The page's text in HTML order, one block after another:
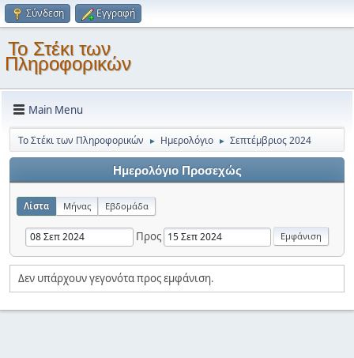
Σύνδεση Εγγραφή
Το Στέκι των
Πληροφορικών
Main Menu
Το Στέκι των Πληροφορικών ► Ημερολόγιο ► Σεπτέμβριος 2024
Ημερολόγιο Προσεχώς
Λίστα Μήνας Εβδομάδα
Προς
Δεν υπάρχουν γεγονότα προς εμφάνιση.